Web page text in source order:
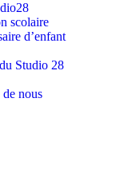
scolaire
d’enfant
Studio 28
nous